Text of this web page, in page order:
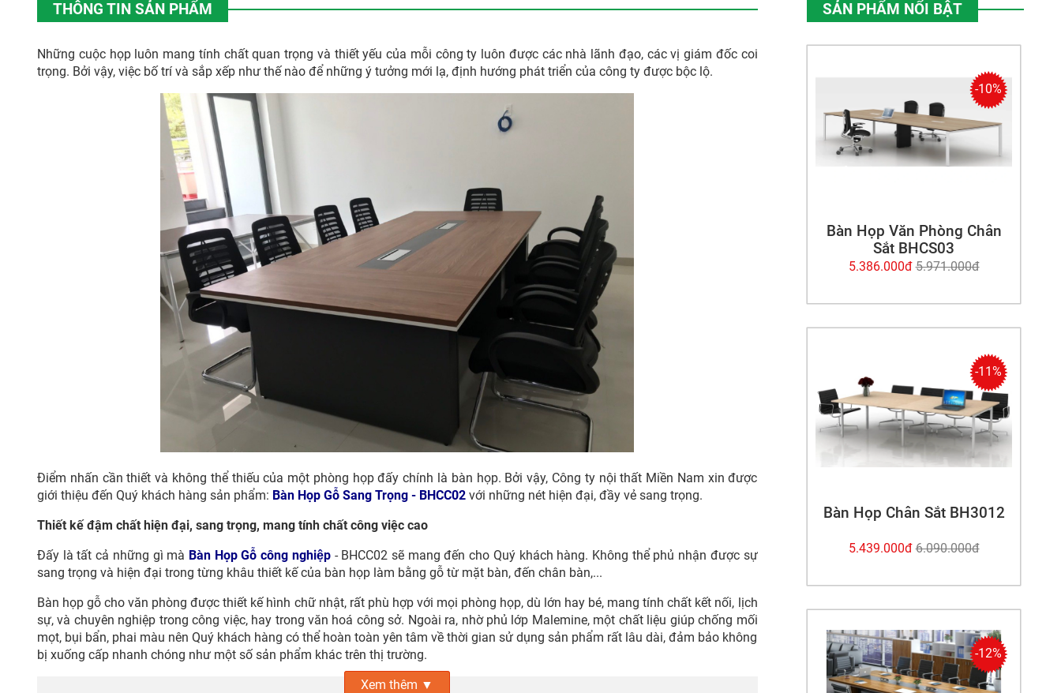
THÔNG TIN SẢN PHẨM
Những cuộc họp luôn mang tính chất quan trọng và thiết yếu của mỗi công ty luôn được các nhà lãnh đạo, các vị giám đốc coi
trọng. Bởi vậy, việc bố trí và sắp xếp như thế nào để những ý tưởng mới lạ, định hướng phát triển của công ty được bộc lộ.
Điểm nhấn cần thiết và không thể thiếu của một phòng họp đấy chính là bàn họp. Bởi vậy, Công ty nội thất Miền Nam xin được
giới thiệu đến Quý khách hàng sản phẩm: Bàn Họp Gỗ Sang Trọng - BHCC02 với những nét hiện đại, đầy vẻ sang trọng.
Thiết kế đậm chất hiện đại, sang trọng, mang tính chất công việc cao
Đấy là tất cả những gì mà Bàn Họp Gỗ công nghiệp- BHCC02 sẽ mang đến cho Quý khách hàng. Không thể phủ nhận được sự
sang trọng và hiện đại trong từng khâu thiết kế của bàn họp làm bằng gỗ từ mặt bàn, đến chân bàn,...
Bàn họp gỗ cho văn phòng được thiết kế hình chữ nhật, rất phù hợp với mọi phòng họp, dù lớn hay bé, mang tính chất kết nối, lịch
sự, và chuyên nghiệp trong công việc, hay trong văn hoá công sở. Ngoài ra, nhờ phủ lớp Malemine, một chất liệu giúp chống mối
mọt, bụi bẩn, phai màu nên Quý khách hàng có thể hoàn toàn yên tâm về thời gian sử dụng sản phẩm rất lâu dài, đảm bảo không
bị xuống cấp nhanh chóng như một số sản phẩm khác trên thị trường.
Xem thêm ▼
SẢN PHẨM NỔI BẬT
-10%
Bàn Họp Văn Phòng Chân
Sắt BHCS03
5.386.000đ 5.971.000đ
-11%
Bàn Họp Chân Sắt BH3012
5.439.000đ 6.090.000đ
-12%